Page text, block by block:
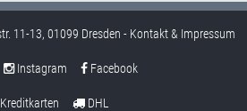
11-13, 01099 Dresden - Kontakt & Impressum
Instagram Facebook
Kreditkarten DHL